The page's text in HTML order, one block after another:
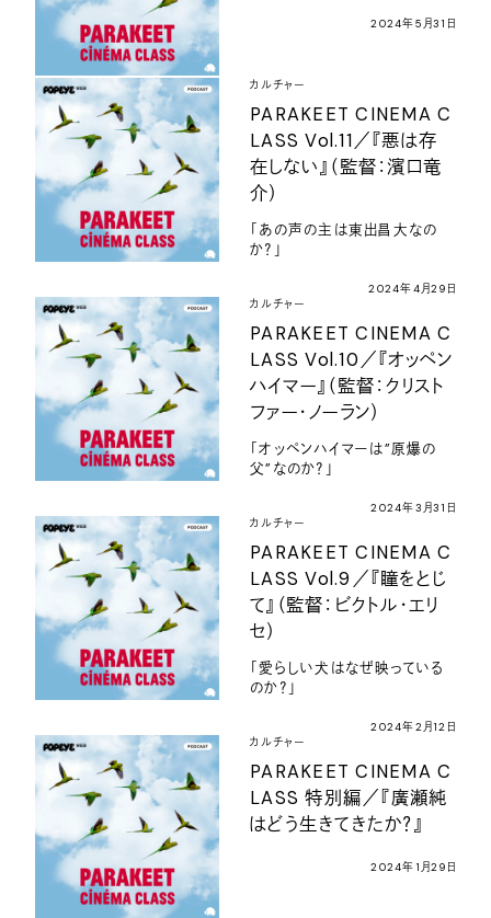
2024年5月31日
カルチャー
PARAKEET CINEMA C
LASS Vol.11／『悪は存
在しない』（監督：濱口竜
介）
「あの声の主は東出昌大なの
か？」
2024年4月29日
カルチャー
PARAKEET CINEMA C
LASS Vol.10／『オッペン
ハイマー』（監督：クリスト
ファー・ノーラン）
「オッペンハイマーは”原爆の
父”なのか？」
2024年3月31日
カルチャー
PARAKEET CINEMA C
LASS Vol.9／『瞳をとじ
て』（監督：ビクトル・エリ
セ）
「愛らしい犬はなぜ映っている
のか？」
2024年2月12日
カルチャー
PARAKEET CINEMA C
LASS 特別編／『廣瀬純
はどう生きてきたか？』
2024年1月29日